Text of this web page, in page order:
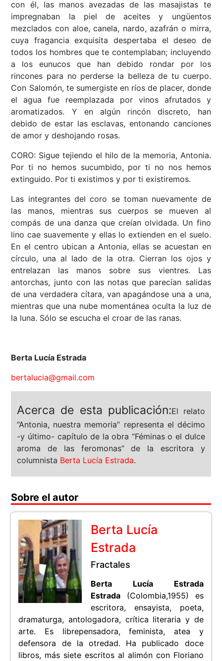
con él, las manos avezadas de las masajistas te
impregnaban la piel de aceites y ungüentos
mezclados con aloe, canela, nardo, azafrán o mirra,
cuya fragancia exquisita despertaba el deseo de
todos los hombres que te contemplaban; incluyendo
a los eunucos que han debido rondar por los
rincones para no perderse la belleza de tu cuerpo.
Con Salomón, te sumergiste en ríos de placer, donde
el agua fue reemplazada por vinos afrutados y
aromatizados. Y en algún rincón discreto, han
debido de estar las esclavas, entonando canciones
de amor y deshojando rosas.
CORO: Sigue tejiendo el hilo de la memoria, Antonia.
Por ti no hemos sucumbido, por ti no nos hemos
extinguido. Por ti existimos y por ti existiremos.
Las integrantes del coro se toman nuevamente de
las manos, mientras sus cuerpos se mueven al
compás de una danza que creían olvidada. Un fino
lino cae suavemente y ellas lo extienden en el suelo.
En el centro ubican a Antonia, ellas se acuestan en
círculo, una al lado de la otra. Cierran los ojos y
entrelazan las manos sobre sus vientres. Las
antorchas, junto con las notas que parecían salidas
de una verdadera cítara, van apagándose una a una,
mientras que una nube momentánea oculta la luz de
la luna. Sólo se escucha el croar de las ranas.
Berta Lucía Estrada
bertalucia@gmail.com
Acerca de esta publicación:El relato
“Antonia, nuestra memoria” representa el décimo
-y último- capítulo de la obra “Féminas o el dulce
aroma de las feromonas” de la escritora y
columnista Berta Lucía Estrada.
Sobre el autor
Berta Lucía
Estrada
Fractales
Berta Lucía Estrada
Estrada (Colombia,1955) es
escritora, ensayista, poeta,
dramaturga, antologadora, crítica literaria y de
arte. Es librepensadora, feminista, atea y
defensora de la otredad. Ha publicado doce
libros, más siete escritos al alimón con Floriano